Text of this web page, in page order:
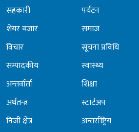
सहकारी
शेयर बजार
विचार
सम्पादकीय
अन्तर्वार्ता
अर्थतन्त्र
निजी क्षेत्र
पर्यटन
समाज
सूचना प्रविधि
स्वास्थ्य
शिक्षा
स्टार्टअप
अन्तर्राष्ट्रिय